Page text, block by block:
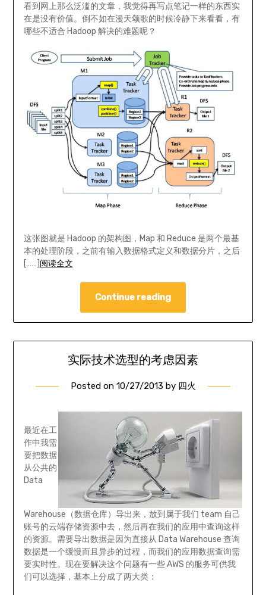
看到网上那么泛滥的文章，我觉得再写点笔记一样的东西实
在是没有价值。倒不如在漫天颂歌的时候冷静下来看看，有
哪些不适合 Hadoop 解决的难题呢？
这张图就是 Hadoop 的架构图，Map 和 Reduce 是两个最基
本的处理阶段，之前有输入数据格式定义和数据分片，之后
[……] 阅读全文
Continue reading
实际技术选型的考虑因素
Posted on 10/27/2013 by 四火
最近在工
作中我需
要把数据
从公共的
Data
Warehouse（数据仓库）导出来，放到属于我们 team 自己
账号的云端存储资源中去，然后再在我们的应用中查询这样
的资源。需要导出数据是因为直接从 Data Warehouse 查询
数据是一个缓慢而且异步的过程，而我们的应用数据查询需
要实时性。现在要解决这个问题有一些 AWS 的服务可供我
们可以选择，基本上分成了两大类：